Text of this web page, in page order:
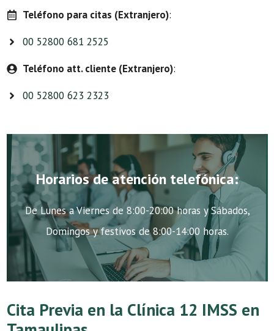
Teléfono para citas (Extranjero):
00 52800 681 2525
Teléfono att. cliente (Extranjero):
00 52800 623 2323
Horarios de atención telefónica:
De Lunes a Viernes de 8:00-20:00 horas y Sábados,
Domingos y festivos de 8:00-14:00 horas.
Cita Previa en la Clínica 12 IMSS en